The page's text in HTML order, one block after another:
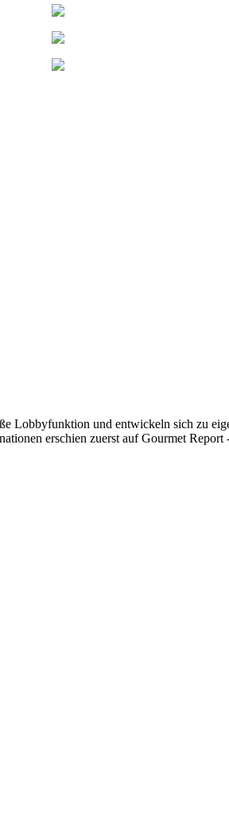
Lobbyfunktion und entwickeln sich zu
erschien zuerst auf Gourmet Report